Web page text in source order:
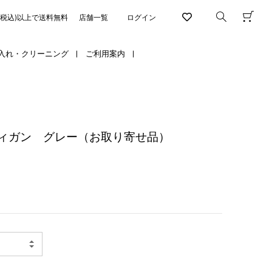
ログイン
込)以上で送料無料 店舗一覧
れ・クリーニング ご利用案内
ン グレー（お取り寄せ品）